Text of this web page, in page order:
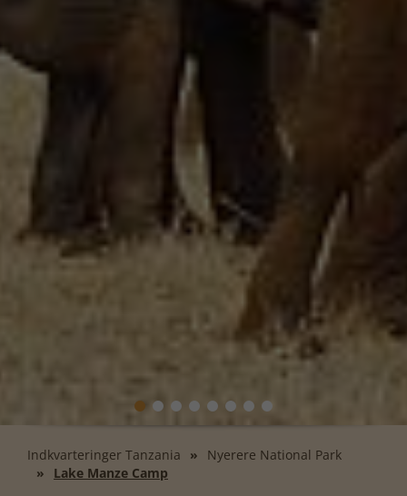
Indkvarteringer Tanzania
Nyerere National Park
Lake Manze Camp